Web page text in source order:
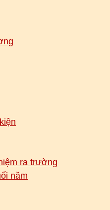
ra trường
năm